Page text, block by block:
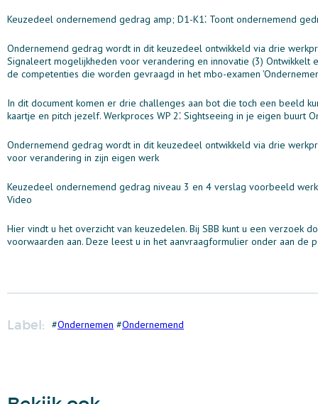
Keuzedeel ondernemend gedrag amp; D1-K1⁚ Toont ondernemend
Ondernemend gedrag wordt in dit keuzedeel ontwikkeld via drie
Signaleert mogelijkheden voor verandering en innovatie (3)
de competenties die worden gevraagd in het mbo-examen
In dit document komen er drie challenges aan bot die toch een beeld
kaartje en pitch jezelf. Werkproces WP 2⁚ Sightseeing in je eigen buurt
Ondernemend gedrag wordt in dit keuzedeel ontwikkeld via drie
voor verandering in zijn eigen werk
Keuzedeel ondernemend gedrag niveau 3 en 4 verslag voorbeeld
Video
Hier vindt u het overzicht van keuzedelen. Bij SBB kunt u een verzoek
voorwaarden aan. Deze leest u in het aanvraagformulier onder aan
Label: #Ondernemen #Ondernemend